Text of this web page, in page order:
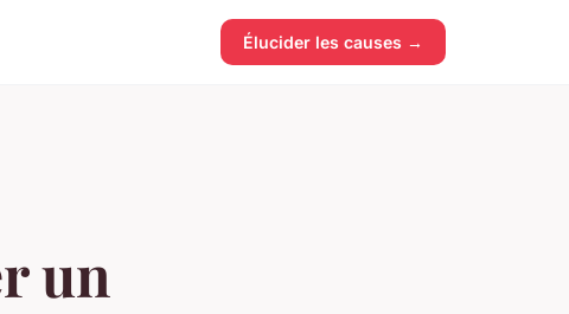
Élucider les causes →
un